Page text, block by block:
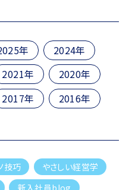
年
2024年
2021年
2020年
2017年 2016年
技巧
やさしい経営学